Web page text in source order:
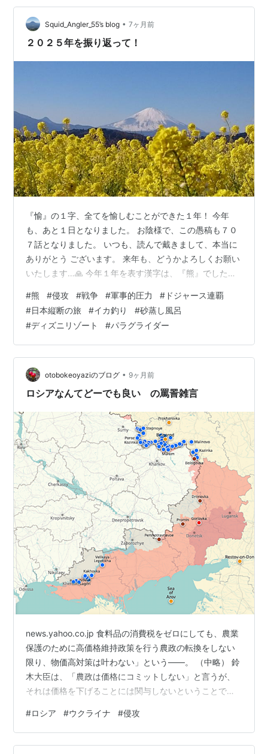
る。 「アメリカ国内に海から流入する麻薬のほとんどが
ベネズエラから密輸されている」 …
Squid_Angler_55’s blog • 7ヶ月前
２０２５年を振り返って！
『愉』の１字、全てを愉しむことができた１年！ 今年
も、あと１日となりました。 お陰様で、この愚稿も７０
７話となりました。 いつも、読んで戴きまして、本当に
ありがとう ございます。 来年も、どうかよろしくお願い
いたします…🙏 今年１年を表す漢字は、『熊』でした
没し、農作物が荒らされ、多くの人的被害が 出てしまい
ました。 世界に目を向けると、『ウクライナ』のロシア
侵攻や『イスラエル・ガザ戦闘』などが続いて 中国によ
る『南シナ海』への『軍事的な圧力』 アメリカによる
『関税』で仕掛けた経済戦争と 各国のトップが身勝手な
『戦』を引き起こして 『暗い…
#熊 #侵攻 #戦争 #軍事的圧力 # ドジャース連覇
#日本縦断の旅 #イカ釣り #砂蒸し風呂
#ディズニリゾート #パラグライダー
otobokeoyaziのブログ • 9ヶ月前
ロシアなんてどーでも良い の罵詈雑言
news.yahoo.co.jp 食料品の消費税をゼロにしても、農業
保護のために高価格維持政策を行う農政の転換をしない
限り、物価高対策は叶わない」という――。 （中略） 鈴
木大臣は、「農政は価格にコミットしない」と言うが、
それは価格を下げることには関与しないということで、
コミットするのだ。農政の目には消費者は写らないらし
い。このままでは、コメの値段が5キロ4000円を切るこ
とはない。 かれらは、国民のために仕事をしているので
#ロシア #ウクライナ #侵攻